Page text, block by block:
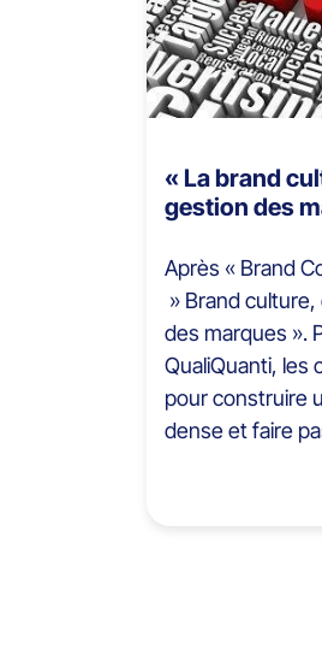
« La brand
gestion des
Après « Brand
» Brand
des marques ».
QualiQuanti, les
pour construire
dense et faire